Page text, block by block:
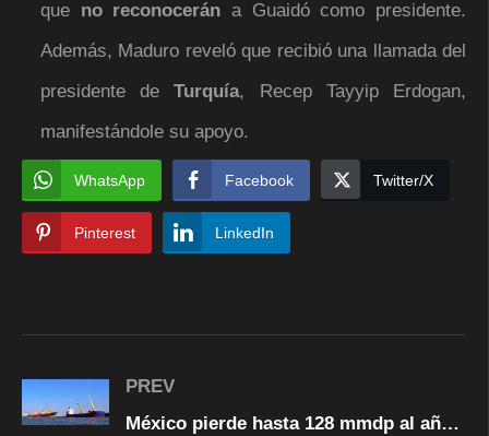
que no reconocerán a Guaidó como presidente.
Además, Maduro reveló que recibió una llamada del
presidente deTurquía, Recep Tayyip Erdogan,
manifestándole su apoyo.
WhatsApp Facebook Twitter/X
Pinterest LinkedIn
PREV
México pierde hasta 128 mmdp al año por evasión fiscal en comercio internacional